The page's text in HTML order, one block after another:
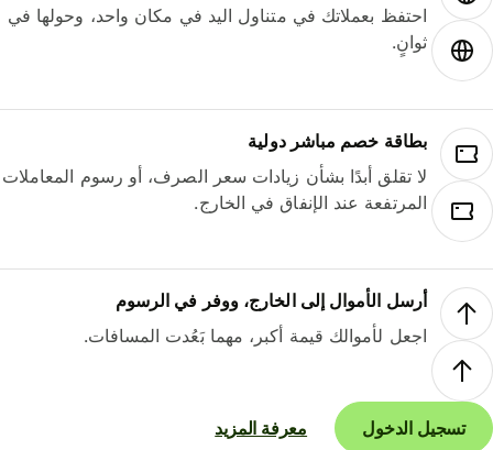
احتفظ بعملاتك في متناول اليد في مكان واحد، وحولها في
ثوانٍ.
بطاقة خصم مباشر دولية
لا تقلق أبدًا بشأن زيادات سعر الصرف، أو رسوم المعاملات
المرتفعة عند الإنفاق في الخارج.
أرسل الأموال إلى الخارج، ووفر في الرسوم
اجعل لأموالك قيمة أكبر، مهما بَعُدت المسافات.
تسجيل الدخول معرفة المزيد